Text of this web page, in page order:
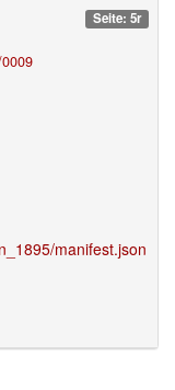
Seite: 5r
manifest.json